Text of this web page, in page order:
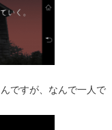
ですが、なんで一人で